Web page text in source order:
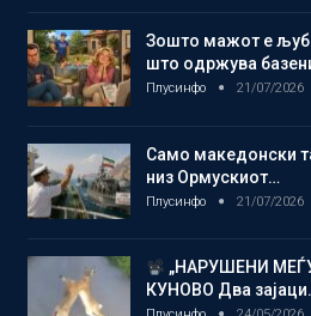
Зошто мажот е
што одржува
Плусинфо 21/07/2026
Само македонски
низ Ормускиот…
Плусинфо 21/07/2026
„НАРУШЕНИ
КУНОВО Два